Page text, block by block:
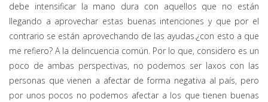
debe intensificar la mano dura con aquellos que no están
llegando a aprovechar estas buenas intenciones y que por el
contrario se están aprovechando de las ayudas.¿con esto a que
me refiero? A la delincuencia común. Por lo que, considero es un
poco de ambas perspectivas, no podemos ser laxos con las
personas que vienen a afectar de forma negativa al país, pero
por unos pocos no podemos afectar a los que tienen buenas